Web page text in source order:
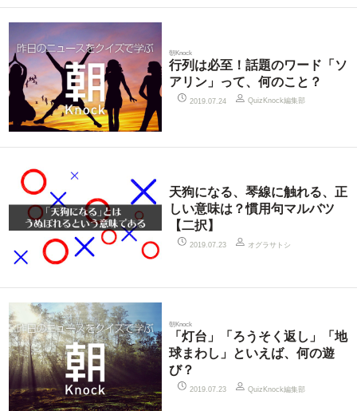
朝Knock
行列は必至！話題のワード「ソ
アリン」って、何のこと？
2019.07.24 QuizKnock編集部
天狗になる、琴線に触れる、正
しい意味は？慣用句マルバツ
【二択】
2019.07.23 オグラサトシ
朝Knock
「灯台」「ろうそく返し」「地
球まわし」といえば、何の遊
び？
2019.07.23 QuizKnock編集部